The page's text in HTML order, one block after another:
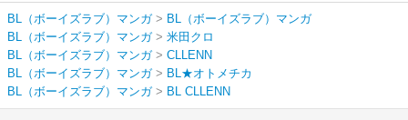
BL（ボーイズラブ）マンガ> BL（ボーイズラブ）マンガ
BL（ボーイズラブ）マンガ> 米田クロ
BL（ボーイズラブ）マンガ> CLLENN
BL（ボーイズラブ）マンガ> BL★オトメチカ
BL（ボーイズラブ）マンガ> BL CLLENN